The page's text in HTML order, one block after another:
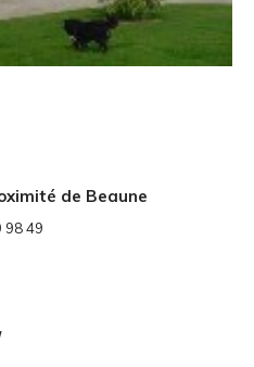
de Beaune
98 49